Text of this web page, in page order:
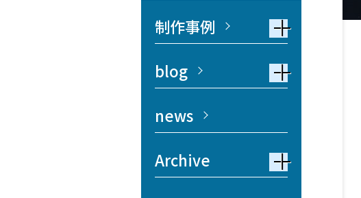
制作事例
blog
news
Archive